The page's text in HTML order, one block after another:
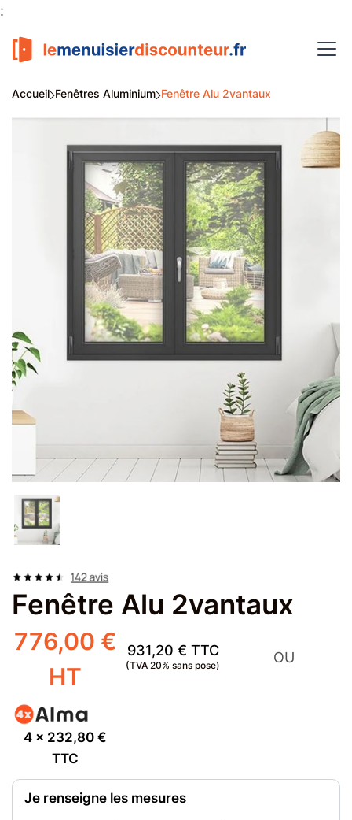
:
Accueil Fenêtres Aluminium Fenêtre Alu 2vantaux
Fenêtre Alu 2vantaux
776,00 €
HT
931,20 € TTC
(TVA 20% sans pose) OU
4 x 232,80€
TTC
Je renseigne les mesures